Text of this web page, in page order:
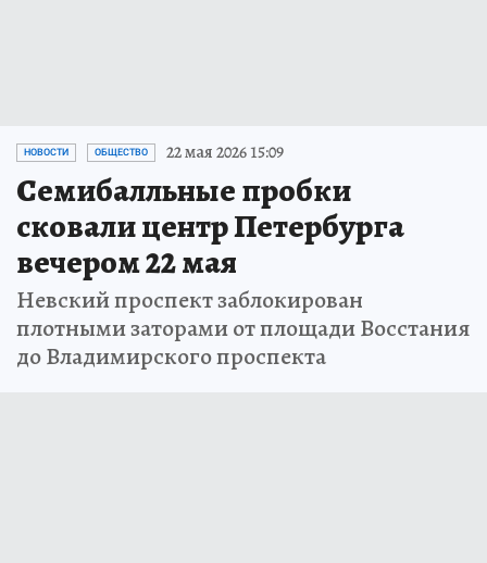
НОВОСТИ ОБЩЕСТВО 22 мая 2026 15:09
Семибалльные пробки
сковали центр Петербурга
вечером 22 мая
Невский проспект заблокирован
плотными заторами от площади Восстания
до Владимирского проспекта